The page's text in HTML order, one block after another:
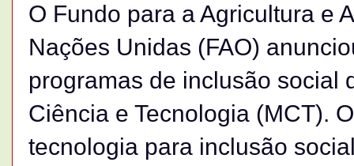
O Fundo para a Agricultura e
Nações Unidas (FAO)
programas de inclusão social
Ciência e Tecnologia (MCT).
tecnologia para inclusão